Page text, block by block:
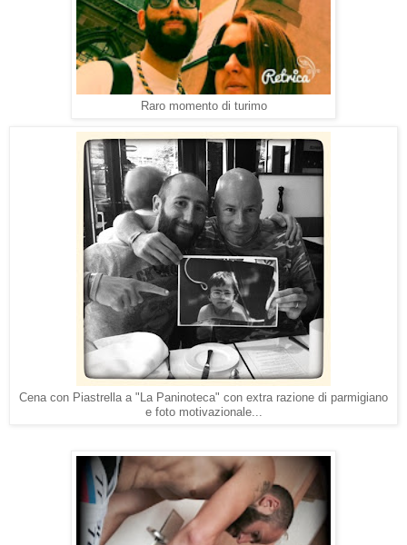
Raro momento di turimo
Cena con Piastrella a "La Paninoteca" con extra razione di parmigiano
e foto motivazionale...